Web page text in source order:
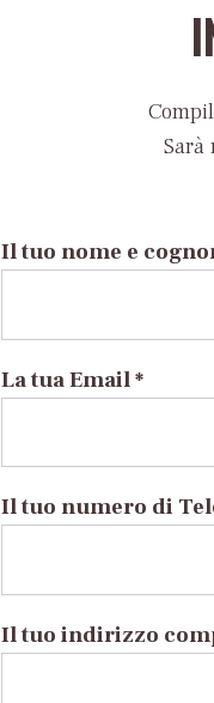
Il tuo nome e
La tua Email *
Il tuo numero di
Il tuo indirizzo